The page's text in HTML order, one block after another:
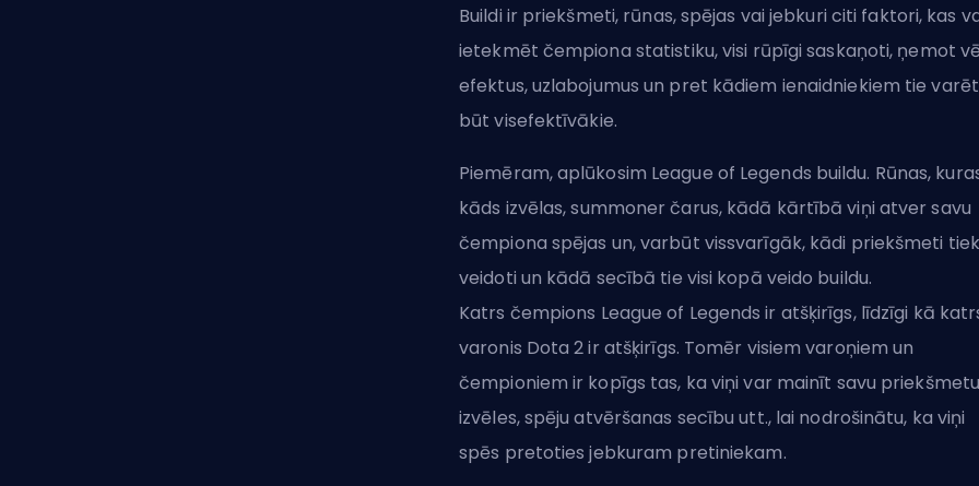
Buildi ir priekšmeti, rūnas, spējas vai jebkuri citi faktori, kas
ietekmēt čempiona statistiku, visi rūpīgi saskaņoti, ņemot
efektus, uzlabojumus un pret kādiem ienaidniekiem tie
būt visefektīvākie.
Piemēram, aplūkosim League of Legends buildu. Rūnas,
kāds izvēlas,summoner čarus, kādā kārtībā viņi atver savu
čempiona spējas un, varbūt vissvarīgāk, kādi priekšmeti tiek
veidoti un kādā secībā tie visi kopā veido buildu.
Katrs čempions League of Legends ir atšķirīgs, līdzīgi kā
varonis Dota 2 ir atšķirīgs. Tomēr visiem varoņiem un
čempioniem ir kopīgs tas, ka viņi var mainīt savu priekšmetu
izvēles, spēju atvēršanas secību utt., lai nodrošinātu, ka viņi
spēs pretoties jebkuram pretiniekam.